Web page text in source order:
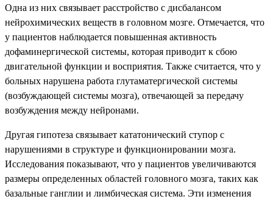
Одна из них связывает расстройство с дисбалансом
нейрохимических веществ в головном мозге. Отмечается, что
у пациентов наблюдается повышенная активность
дофаминергической системы, которая приводит к сбою
двигательной функции и восприятия. Также считается, что у
больных нарушена работа глутаматергической системы
(возбуждающей системы мозга), отвечающей за передачу
возбуждения между нейронами.
Другая гипотеза связывает кататонический ступор с
нарушениями в структуре и функционировании мозга.
Исследования показывают, что у пациентов увеличиваются
размеры определенных областей головного мозга, таких как
базальные ганглии и лимбическая система. Эти изменения